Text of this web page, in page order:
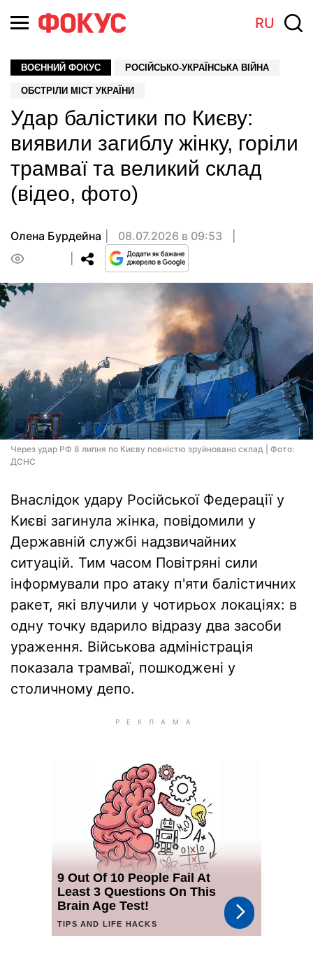
RU
ВОЄННИЙ ФОКУС РОСІЙСЬКО-УКРАЇНСЬКА ВІЙНА
ОБСТРІЛИ МІСТ УКРАЇНИ
Удар балістики по Києву:
виявили загиблу жінку, горіли
трамваї та великий склад
(відео, фото)
Олена Бурдейна
08.07.2026 в 09:53
Через удар РФ 8 липня по Києву повністю зруйновано склад | Фото:
ДСНС
Внаслідок удару Російської Федерації у
Києві загинула жінка, повідомили у
Державній службі надзвичайних
ситуацій. Тим часом Повітряні сили
інформували про атаку п'яти балістичних
ракет, які влучили у чотирьох локаціях: в
одну точку вдарило відразу два засоби
ураження. Військова адміністрація
показала трамваї, пошкоджені у
столичному депо.